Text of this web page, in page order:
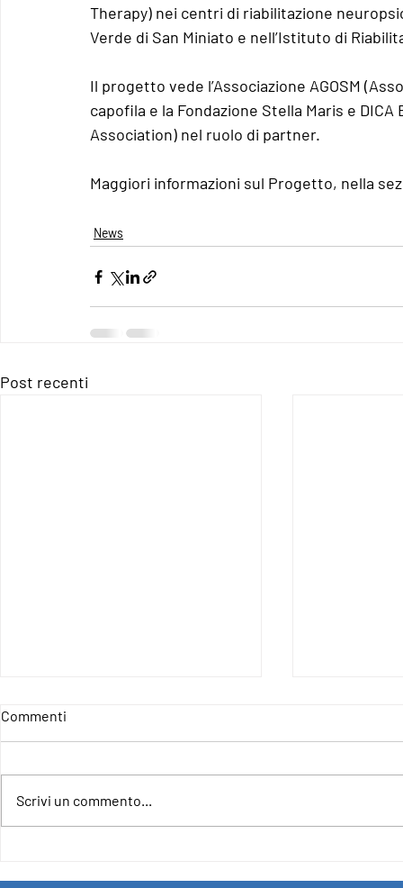
Therapy) nei centri di riabilitazione
Verde di San Miniato e nell’Istituto di
Il progetto vede l’Associazione AGOSM
capofila e la Fondazione Stella Maris e
Association) nel ruolo di partner.
Maggiori informazioni sul Progetto, nella
News
Post recenti
Commenti
Scrivi un commento...